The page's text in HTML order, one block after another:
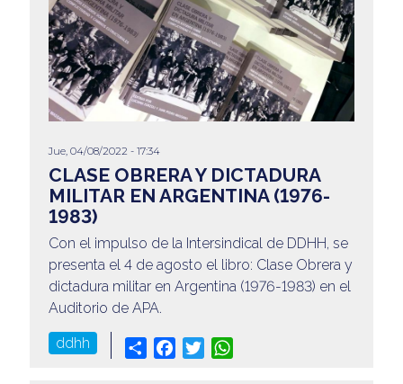
Jue, 04/08/2022 - 17:34
CLASE OBRERA Y DICTADURA
MILITAR EN ARGENTINA (1976-
1983)
Con el impulso de la Intersindical de DDHH, se
presenta el 4 de agosto el libro: Clase Obrera y
dictadura militar en Argentina (1976-1983) en el
Auditorio de APA.
ddhh Share Facebook
Twitter